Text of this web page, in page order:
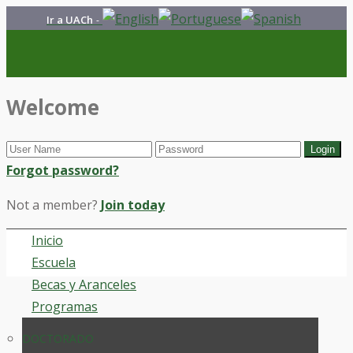
Ir a UACh -
Welcome
Forgot password?
Not a member? Join today
Inicio
Escuela
Becas y Aranceles
Programas
DOCTORADO